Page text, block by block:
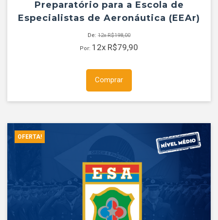
Preparatório para a Escola de
Especialistas de Aeronáutica (EEAr)
De: 12xR$198,00
Por: 12x R$79,90
Comprar
OFERTA!